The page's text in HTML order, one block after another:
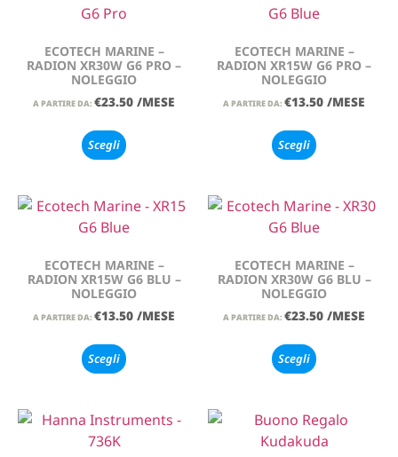
ECOTECH MARINE –
RADION XR30W G6 PRO –
NOLEGGIO
A PARTIRE DA: €23.50 /MESE
Scegli
ECOTECH MARINE –
RADION XR15W G6 PRO –
NOLEGGIO
A PARTIRE DA: €13.50 /MESE
Scegli
ECOTECH MARINE –
RADION XR15W G6 BLU –
NOLEGGIO
A PARTIRE DA: €13.50 /MESE
Scegli
ECOTECH MARINE –
RADION XR30W G6 BLU –
NOLEGGIO
A PARTIRE DA: €23.50 /MESE
Scegli